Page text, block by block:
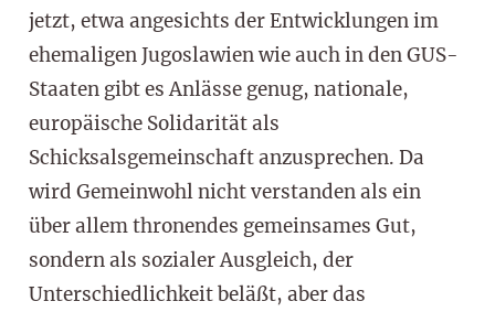
jetzt, etwa angesichts der Entwicklungen im
ehemaligen Jugoslawien wie auch in den GUS-
Staaten gibt es Anlässe genug, nationale,
europäische Solidarität als
Schicksalsgemeinschaft anzusprechen. Da
wird Gemeinwohl nicht verstanden als ein
über allem thronendes gemeinsames Gut,
sondern als sozialer Ausgleich, der
Unterschiedlichkeit beläßt, aber das